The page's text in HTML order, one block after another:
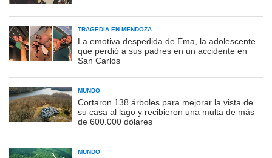
TRAGEDIA EN MENDOZA
La emotiva despedida de Ema, la adolescente
que perdió a sus padres en un accidente en
San Carlos
MUNDO
Cortaron 138 árboles para mejorar la vista de
su casa al lago y recibieron una multa de más
de 600.000 dólares
MUNDO